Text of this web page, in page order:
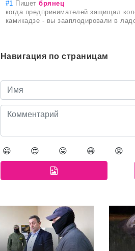
#1 Пишетбрянец
когда предпринимателей защищал
камикадзе - вы зааплодировали в
Навигация по страницам
😀 😍 😛 😷 😡